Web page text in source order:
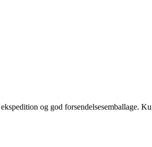
og god forsendelsesemballage.